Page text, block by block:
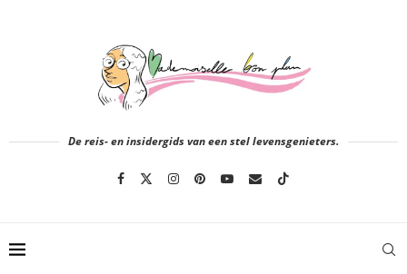
De reis- en insidergids van een stel levensgenieters.